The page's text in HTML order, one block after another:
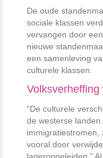
De oude
sociale klassen
vervangen door
nieuwe
een samenleving
culturele klassen.
“De culturele
de westerse
immigratiestromen,
vooral door